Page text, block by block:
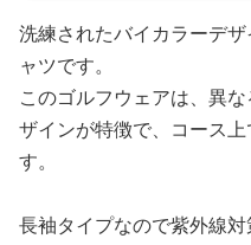
洗練されたバイカラーデ
ャツです。
このゴルフウェアは、異
ザインが特徴で、コース
す。
長袖タイプなので紫外線